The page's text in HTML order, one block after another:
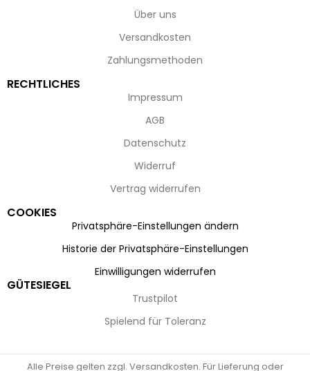
Über uns
Versandkosten
Zahlungsmethoden
RECHTLICHES
Impressum
AGB
Datenschutz
Widerruf
Vertrag widerrufen
COOKIES
Privatsphäre-Einstellungen ändern
Historie der Privatsphäre-Einstellungen
Einwilligungen widerrufen
GÜTESIEGEL
Trustpilot
Spielend für Toleranz
Alle Preise gelten zzgl. Versandkosten. Für Lieferung oder